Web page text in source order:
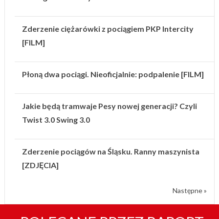
Zderzenie ciężarówki z pociągiem PKP Intercity
[FILM]
Płoną dwa pociągi. Nieoficjalnie: podpalenie [FILM]
Jakie będą tramwaje Pesy nowej generacji? Czyli
Twist 3.0 Swing 3.0
Zderzenie pociągów na Śląsku. Ranny maszynista
[ZDJĘCIA]
Następne »